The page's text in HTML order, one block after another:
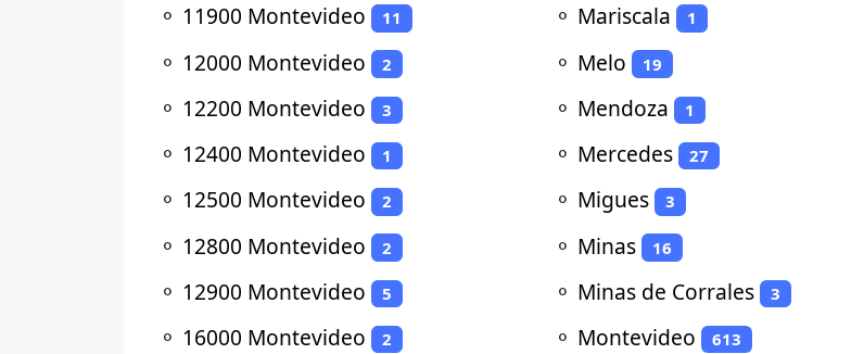
⚬ 11900 Montevideo 11
⚬ 12000 Montevideo 2
⚬ 12200 Montevideo 3
⚬ 12400 Montevideo 1
⚬ 12500 Montevideo 2
⚬ 12800 Montevideo 2
⚬ 12900 Montevideo 5
⚬ 16000 Montevideo 2
⚬ Mariscala 1
⚬ Melo 19
⚬ Mendoza 1
⚬ Mercedes 27
⚬ Migues 3
⚬ Minas 16
⚬ Minas de Corrales 3
⚬ Montevideo 613